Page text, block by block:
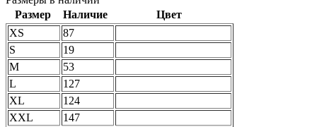
Размер
Наличие
Цвет
XS
87
S
19
M
53
L
127
XL
124
XXL
147